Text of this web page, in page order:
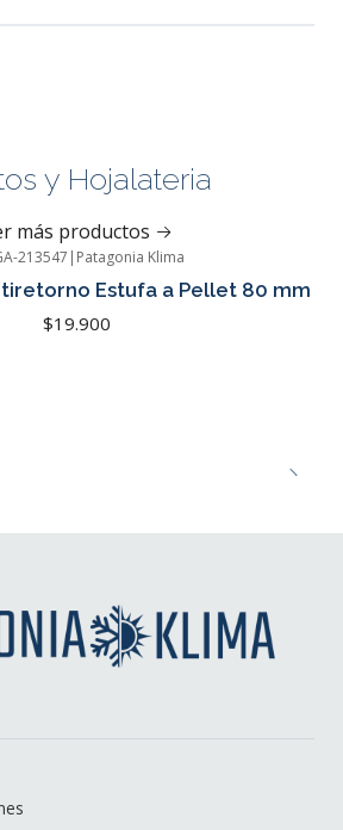
y Hojalateria
más productos
213547 | Patagonia Klima
Estufa a Pellet 80 mm
$19.900